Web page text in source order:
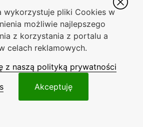
Twój niezależny
portal
motoryzacyjny.
Redakcja
portalu
Adres:
ul. Zwierzyniecka
10/103
60-813 Poznań
Kontakt:
Tel.: +48 796 992
641
E-mail:
wykorzystuje pliki Cookies w
możliwie najlepszego
z korzystania z portalu a
celach reklamowych.
z naszą polityką prywatności
Akceptuję